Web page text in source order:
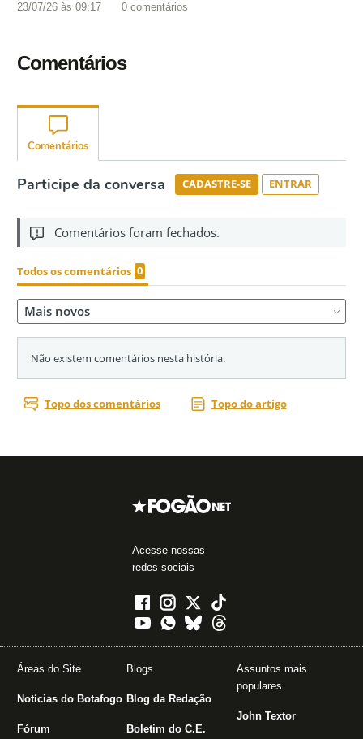
23/07/26 às 09:17 0 comentários
Comentários
Acesse nossas
redes sociais
Áreas do Site
Notícias do Botafogo
Fórum
Blogs
Blog da Redação
Boletim do C.E.
Assuntos mais
populares
John Textor